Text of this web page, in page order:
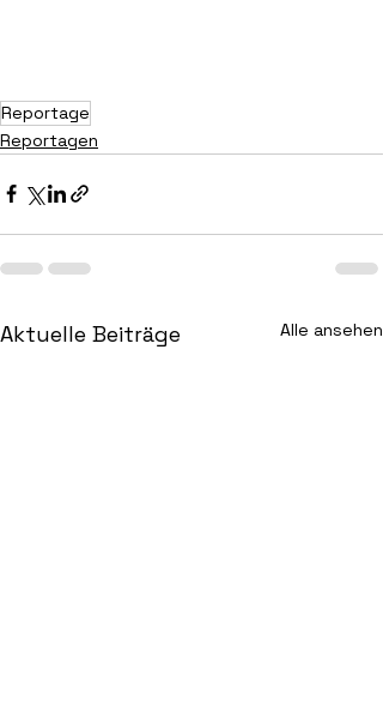
Reportage
Reportagen
Aktuelle Beiträge Alle ansehen